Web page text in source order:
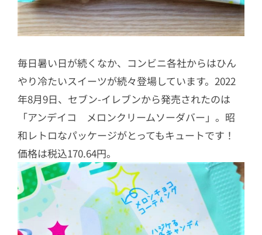
毎日暑い日が続くなか、コンビニ各社からはひん
やり冷たいスイーツが続々登場しています。2022
年8月9日、セブン-イレブンから発売されたのは
「アンデイコ メロンクリームソーダバー」。昭
和レトロなパッケージがとってもキュートです！
価格は税込170.64円。